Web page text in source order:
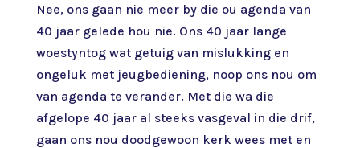
Nee, ons gaan nie meer by die ou agenda van
40 jaar gelede hou nie. Ons 40 jaar lange
woestyntog wat getuig van mislukking en
ongeluk met jeugbediening, noop ons nou om
van agenda te verander. Met die wa die
afgelope 40 jaar al steeks vasgeval in die drif,
gaan ons nou doodgewoon kerk wees met en